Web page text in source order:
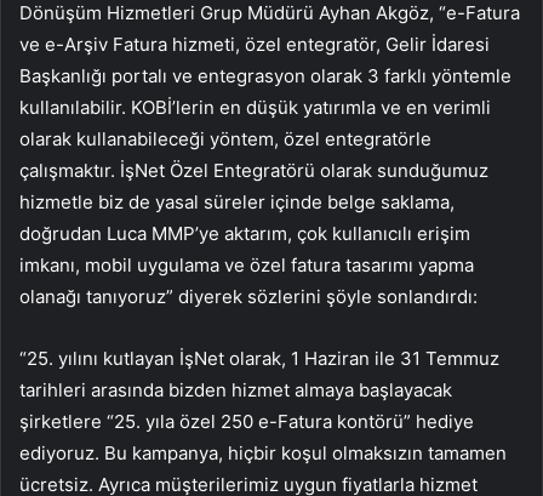
Dönüşüm Hizmetleri Grup Müdürü Ayhan Akgöz, “e-Fatura
ve e-Arşiv Fatura hizmeti, özel entegratör, Gelir İdaresi
Başkanlığı portalı ve entegrasyon olarak 3 farklı yöntemle
kullanılabilir. KOBİ’lerin en düşük yatırımla ve en verimli
olarak kullanabileceği yöntem, özel entegratörle
çalışmaktır. İşNet Özel Entegratörü olarak sunduğumuz
hizmetle biz de yasal süreler içinde belge saklama,
doğrudan Luca MMP’ye aktarım, çok kullanıcılı erişim
imkanı, mobil uygulama ve özel fatura tasarımı yapma
olanağı tanıyoruz” diyerek sözlerini şöyle sonlandırdı:
“25. yılını kutlayan İşNet olarak, 1 Haziran ile 31 Temmuz
tarihleri arasında bizden hizmet almaya başlayacak
şirketlere “25. yıla özel 250 e-Fatura kontörü” hediye
ediyoruz. Bu kampanya, hiçbir koşul olmaksızın tamamen
ücretsiz. Ayrıca müşterilerimiz uygun fiyatlarla hizmet